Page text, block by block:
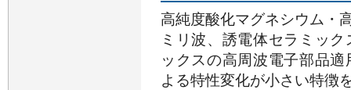
高純度酸化マグネシウム・
ミリ波、誘電体セラミッ
ックスの高周波電子部品
よる特性変化が小さい特徴